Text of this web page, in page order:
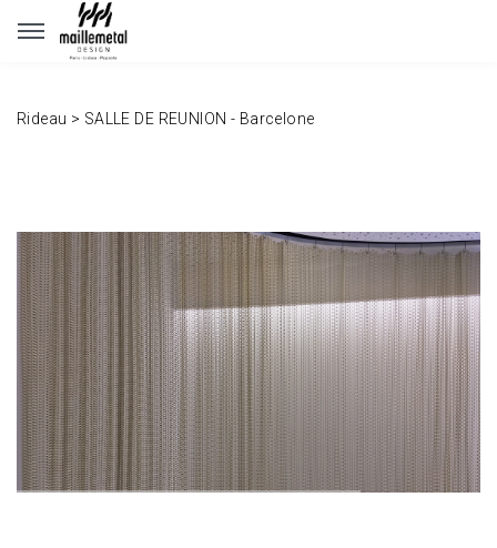
Panneau de gestion des cookies
Rideau > SALLE DE REUNION - Barcelone